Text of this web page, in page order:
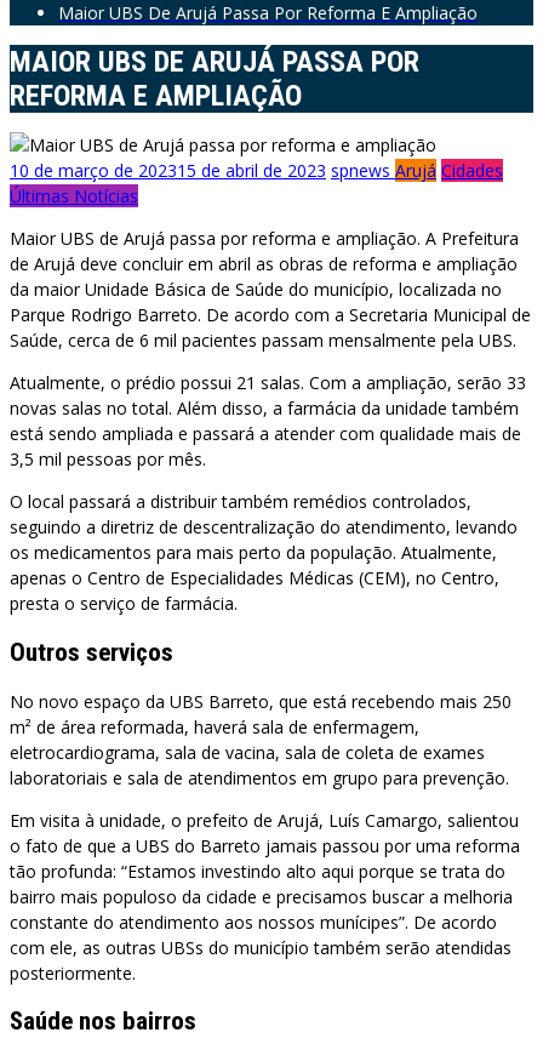
Maior UBS De Arujá Passa Por Reforma E Ampliação
MAIOR UBS DE ARUJÁ PASSA POR
REFORMA E AMPLIAÇÃO
10 de março de 202315 de abril de 2023 spnews Arujá Cidades
Últimas Notícias
Maior UBS de Arujá passa por reforma e ampliação. A Prefeitura
de Arujá deve concluir em abril as obras de reforma e ampliação
da maior Unidade Básica de Saúde do município, localizada no
Parque Rodrigo Barreto. De acordo com a Secretaria Municipal de
Saúde, cerca de 6 mil pacientes passam mensalmente pela UBS.
Atualmente, o prédio possui 21 salas. Com a ampliação, serão 33
novas salas no total. Além disso, a farmácia da unidade também
está sendo ampliada e passará a atender com qualidade mais de
3,5 mil pessoas por mês.
O local passará a distribuir também remédios controlados,
seguindo a diretriz de descentralização do atendimento, levando
os medicamentos para mais perto da população. Atualmente,
apenas o Centro de Especialidades Médicas (CEM), no Centro,
presta o serviço de farmácia.
Outros serviços
No novo espaço da UBS Barreto, que está recebendo mais 250
m² de área reformada, haverá sala de enfermagem,
eletrocardiograma, sala de vacina, sala de coleta de exames
laboratoriais e sala de atendimentos em grupo para prevenção.
Em visita à unidade, o prefeito de Arujá, Luís Camargo, salientou
o fato de que a UBS do Barreto jamais passou por uma reforma
tão profunda: “Estamos investindo alto aqui porque se trata do
bairro mais populoso da cidade e precisamos buscar a melhoria
constante do atendimento aos nossos munícipes”. De acordo
com ele, as outras UBSs do município também serão atendidas
posteriormente.
Saúde nos bairros